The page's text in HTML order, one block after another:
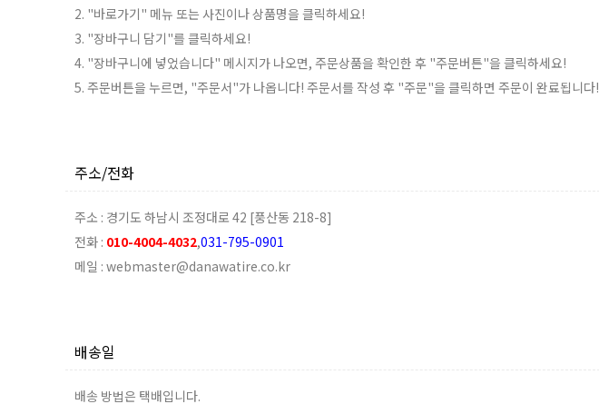
2. "바로가기" 메뉴 또는 사진이나 상품명을 클릭하세요!
3. "장바구니 담기"를 클릭하세요!
4. "장바구니에 넣었습니다" 메시지가 나오면, 주문상품을 확인한 후 "주문버튼"을 클릭하세요!
5. 주문버튼을 누르면, "주문서"가 나옵니다! 주문서를 작성 후 "주문"을 클릭하면 주문이 완료됩니다!
주소/전화
주소 : 경기도 하남시 조정대로 42 [풍산동 218-8]
전화 : 010-4004-4032,031-795-0901
메일 : webmaster@danawatire.co.kr
배송일
배송 방법은 택배입니다.